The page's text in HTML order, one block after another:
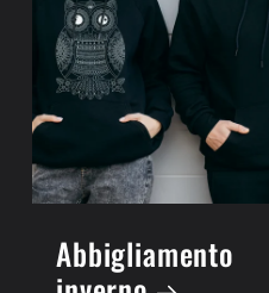
Abbigliamento